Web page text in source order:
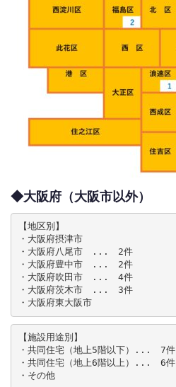
◆大阪府（大阪市以外）
【地区別】
・大阪府摂津市
・大阪府八尾市　...　2件
・大阪府豊中市　...　2件
・大阪府吹田市　...　4件
・大阪府茨木市　...　3件
・大阪府東大阪市
【施設用途別】
・共同住宅（地上5階以下）...　7件
・共同住宅（地上6階以上）...　6件
・その他